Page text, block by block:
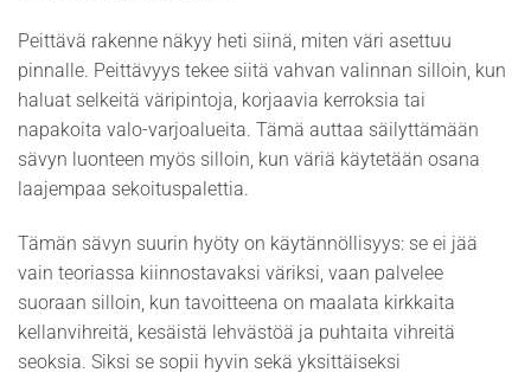
Peittävä rakenne näkyy heti siinä, miten väri asettuu
pinnalle. Peittävyys tekee siitä vahvan valinnan silloin, kun
haluat selkeitä väripintoja, korjaavia kerroksia tai
napakoita valo-varjoalueita. Tämä auttaa säilyttämään
sävyn luonteen myös silloin, kun väriä käytetään osana
laajempaa sekoituspalettia.
Tämän sävyn suurin hyöty on käytännöllisyys: se ei jää
vain teoriassa kiinnostavaksi väriksi, vaan palvelee
suoraan silloin, kun tavoitteena on maalata kirkkaita
kellanvihreitä, kesäistä lehvästöä ja puhtaita vihreitä
seoksia. Siksi se sopii hyvin sekä yksittäiseksi